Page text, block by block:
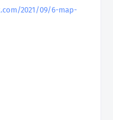
2021/09/6-map-